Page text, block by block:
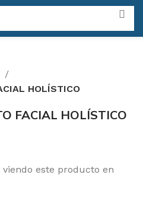
HOLÍSTICO
FACIAL HOLÍSTICO
viendo este producto en